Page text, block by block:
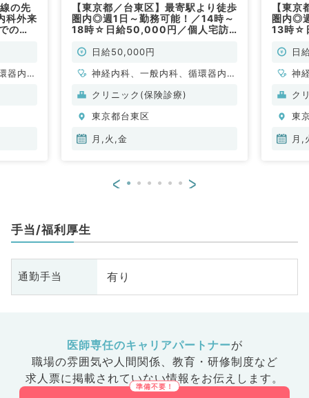
の先
科外来
の期
器内
【東京都／台東区】最寄駅より徒歩
圏内◎週1日～勤務可能！／14時～
18時☆日給50,000円／個人宅訪
勤） 日給50,000円
神経内科、一般内科、循環器内
科、呼吸器内科、消化器内科、内
内科、血液内科、膠原病科
クリニック(保険診療)
東京都台東区
月,火,金
【東
圏内◎
13時☆
勤） 日
神
科
内
ク
東
月,
< >
手当/福利厚生
通勤手当 有り
医師専任のキャリアパートナーが
職場の雰囲気や人間関係、 教育・研修制度など
求人票に掲載されていない情報をお伝えします。